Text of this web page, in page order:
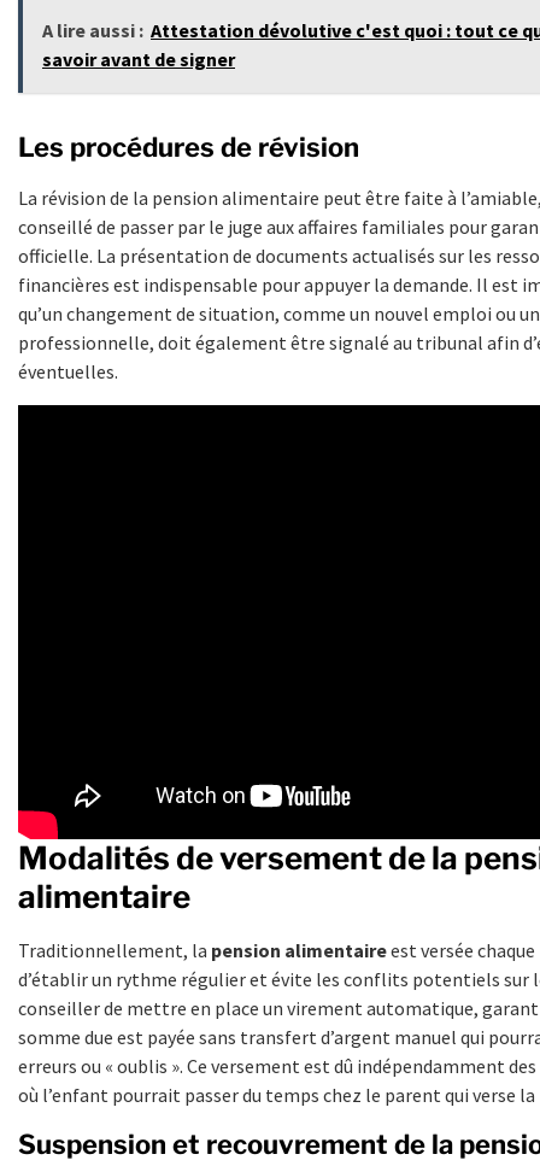
A lire aussi : Attestation dévolutive c'est quoi : tout ce
savoir avant de signer
Les procédures de révision
La révision de la pension alimentaire peut être faite à
conseillé de passer par le juge aux affaires familiales pour
officielle. La présentation de documents actualisés sur les
financières est indispensable pour appuyer la demande. Il est
qu’un changement de situation, comme un nouvel emploi ou
professionnelle, doit également être signalé au tribunal afin
éventuelles.
Modalités de versement de la
alimentaire
Traditionnellement, la pension alimentaireest versée
d’établir un rythme régulier et évite les conflits potentiels sur
conseiller de mettre en place un virement automatique,
somme due est payée sans transfert d’argent manuel qui
erreurs ou « oublis ». Ce versement est dû indépendamment
où l’enfant pourrait passer du temps chez le parent qui verse la
Suspension et recouvrement de la